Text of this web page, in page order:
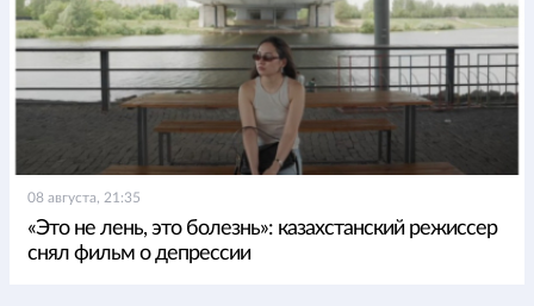
08 августа, 21:35
«Это не лень, это болезнь»: казахстанский режиссер
снял фильм о депрессии